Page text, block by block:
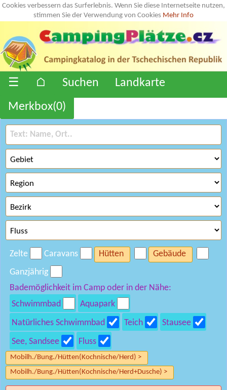
Cookies verbessern das Surferlebnis. Wenn Sie diese Internetseite nutzen,
stimmen Sie der Verwendung von Cookies Mehr Info
☰ ⌂ Suchen
Landkarte
Merkbox(0)
Zelte Caravans Hütten
Gebäude
Ganzjährig
Bademöglichkeit im Camp oder in der Nähe:
Schwimmbad
Aquapark
Natürliches Schwimmbad
Teich
Stausee
See, Sandsee
Fluss
Mobilh./Bung./Hütten(Kochnische/Herd) >
Mobilh./Bung./Hütten(Kochnische/Herd+Dusche) >